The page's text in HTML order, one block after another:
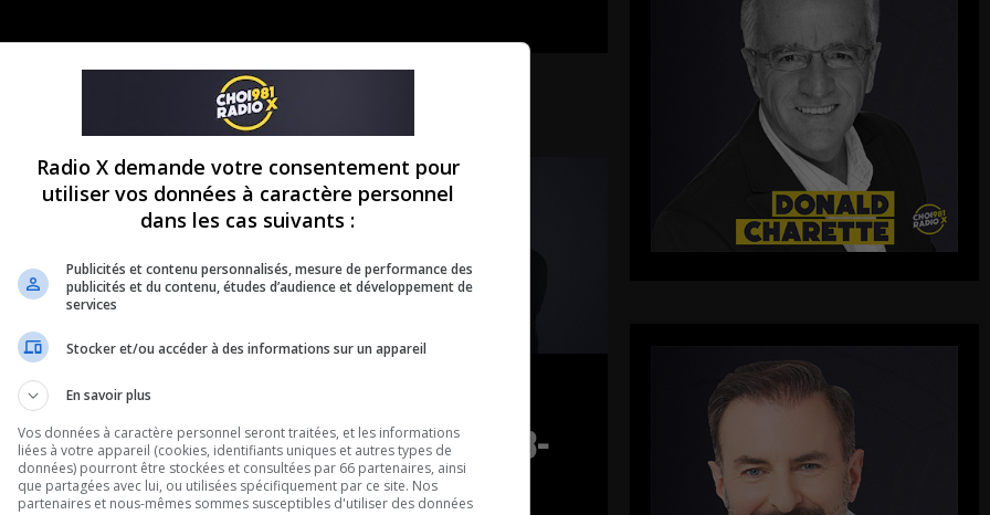
dans le mid
du 07-08-
Intégral du 07-08-
2026
Radio X demande votre consentement pour
utiliser vos données à caractère personnel
dans les cas suivants :
Publicités et contenu personnalisés, mesure de performance des
publicités et du contenu, études d’audience et développement de
services
Stocker et/ou accéder à des informations sur un appareil
En savoir plus
Vos données à caractère personnel seront traitées, et les informations
liées à votre appareil (cookies, identifiants uniques et autres types de
données) pourront être stockées et consultées par 66 partenaires, ainsi
que partagées avec lui, ou utilisées spécifiquement par ce site. Nos
partenaires et nous-mêmes sommes susceptibles d'utiliser des données